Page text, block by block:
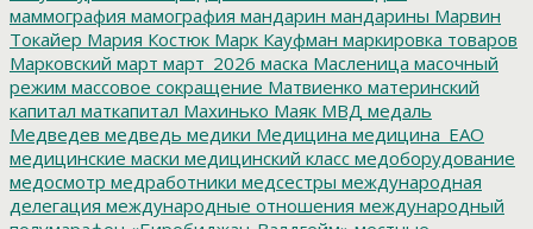
маммография мамография мандарин мандарины Марвин
Токайер Мария Костюк Марк Кауфман маркировка товаров
Марковский март март_2026 маска Масленица масочный
режим массовое сокращение Матвиенко материнский
капитал маткапитал Махинько Маяк МВД медаль
Медведев медведь медики Медицина медицина_ЕАО
медицинские маски медицинский класс медоборудование
медосмотр медработники медсестры международная
делегация международные отношения международный